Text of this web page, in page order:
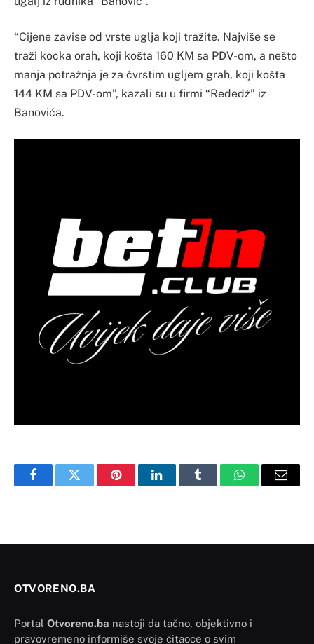
“Cijene zavise od vrste uglja koji tražite. Najviše se
traži kocka orah, koji košta 160 KM sa PDV-om, a nešto
manja potražnja je za čvrstim ugljem grah, koji košta
144 KM sa PDV-om”, kazali su u firmi “Rededž” iz
Banovića.
FacebookTwitter PinterestLinkedInTumblr WhatsAppEmail
OTVORENO.BA
Portal Otvoreno.ba nastoji da tačno, objektivno i
pravovremeno informiše svoje čitaoce o svim